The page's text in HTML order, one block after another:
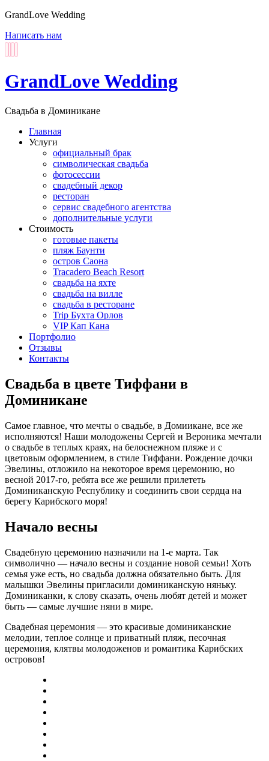
GrandLove Wedding
Написать нам
GrandLove Wedding
Свадьба в Доминикане
Главная
Услуги
официальный брак
символическая свадьба
фотосессии
свадебный декор
ресторан
сервис свадебного агентства
дополнительные услуги
Стоимость
готовые пакеты
пляж Баунти
остров Саона
Tracadero Beach Resort
свадьба на яхте
свадьба на вилле
свадьба в ресторане
Trip Бухта Орлов
VIP Кап Кана
Портфолио
Отзывы
Контакты
Свадьба в цвете Тиффани в
Доминикане
Самое главное, что мечты о свадьбе, в Домиикане, все же
исполняются! Наши молодожены Сергей и Вероника мечтали
о свадьбе в теплых краях, на белоснежном пляже и с
цветовым оформлением, в стиле Тиффани. Рождение дочки
Эвелины, отложило на некоторое время церемонию, но
весной 2017-го, ребята все же решили прилететь
Доминиканскую Республику и соединить свои сердца на
берегу Карибского моря!
Начало весны
Свадебную церемонию назначили на 1-е марта. Так
символично — начало весны и создание новой семьи! Хоть
семья уже есть, но свадьба должна обязательно быть. Для
малышки Эвелины пригласили доминиканскую няньку.
Доминиканки, к слову сказать, очень любят детей и может
быть — самые лучшие няни в мире.
Свадебная церемония — это красивые доминиканские
мелодии, теплое солнце и приватный пляж, песочная
церемония, клятвы молодоженов и романтика Карибских
островов!